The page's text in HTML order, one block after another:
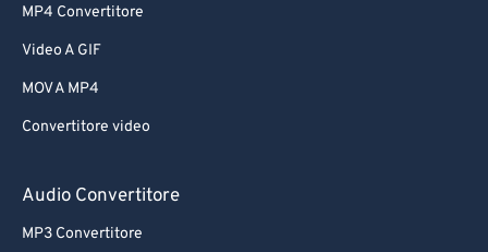
MP4 Convertitore
Video A GIF
MOV A MP4
Convertitore video
Audio Convertitore
MP3 Convertitore